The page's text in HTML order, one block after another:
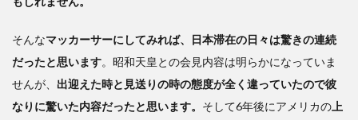
そんなマッカーサーにしてみれば、日本滞在の日々は驚きの連続
だったと思います。昭和天皇との会見内容は明らかになっていま
せんが、 出迎えた時と見送りの時の態度が全く違っていたので彼
なりに驚いた内容だったと思います。 そして6年後にアメリカの 上